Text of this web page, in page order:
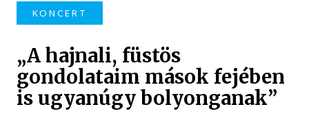
KONCERT
„A hajnali, füstös
gondolataim mások fejében
is ugyanúgy bolyonganak”